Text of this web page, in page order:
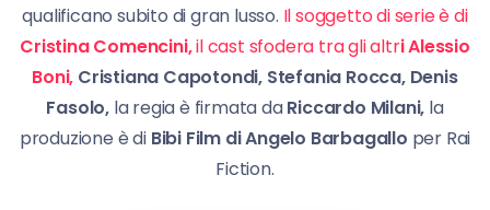
qualificano subito di gran lusso. Il soggetto di serie è di
Cristina Comencini,il cast sfodera tra gli altri Alessio
Boni, Cristiana Capotondi, Stefania Rocca, Denis
Fasolo,la regia è firmata daRiccardo Milani, la
produzione è di Bibi Film di Angelo Barbagallo per Rai
Fiction.